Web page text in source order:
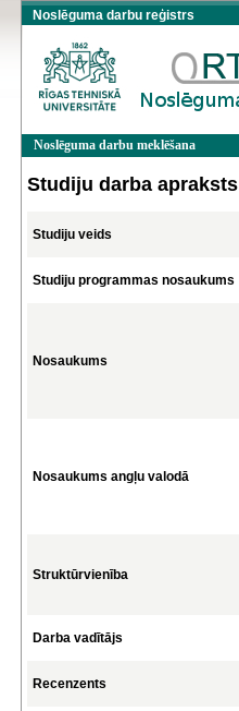
Noslēguma darbu reģistrs
Noslēguma darbu meklēšana
Studiju darba apraksts
Studiju veids
Studiju programmas nosaukums
Nosaukums
Nosaukums angļu valodā
Struktūrvienība
Darba vadītājs
Recenzents